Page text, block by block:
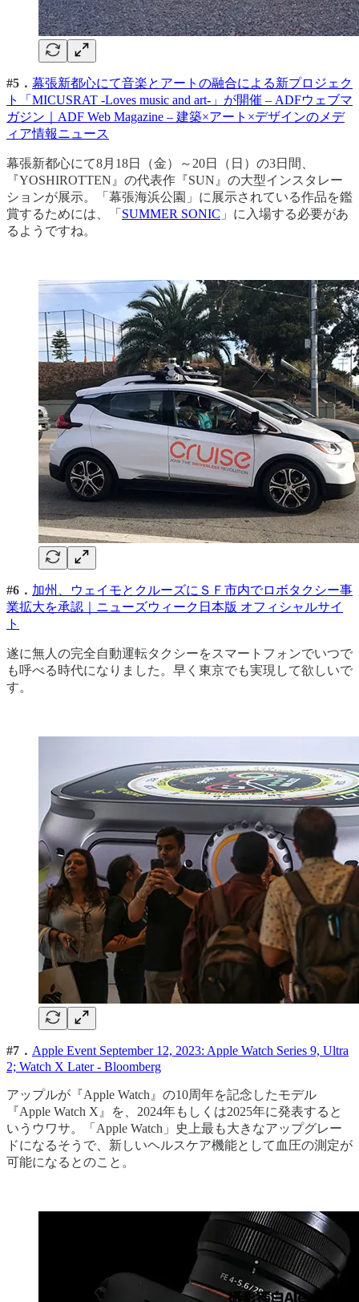
#5． 幕張新都心にて音楽とアートの融合による新プロジェク
ト「MICUSRAT -Loves music and art-」が開催 – ADFウェブマ
ガジン｜ADF Web Magazine – 建築×アート×デザインのメデ
ィア情報ニュース
幕張新都心にて8月18日（金）～20日（日）の3日間、
『YOSHIROTTEN』の代表作『SUN』の大型インスタレー
ションが展示。「幕張海浜公園」に展示されている作品を鑑
賞するためには、「 SUMMER SONIC 」に入場する必要があ
るようですね。
#6． 加州、ウェイモとクルーズにＳＦ市内でロボタクシー事
業拡大を承認｜ニューズウィーク日本版 オフィシャルサイ
ト
遂に無人の完全自動運転タクシーをスマートフォンでいつで
も呼べる時代になりました。早く東京でも実現して欲しいで
す。
#7． Apple Event September 12, 2023: Apple Watch Series 9, Ultra
2; Watch X Later - Bloomberg
アップルが『Apple Watch』の10周年を記念したモデル
『Apple Watch X』を、2024年もしくは2025年に発表すると
いうウワサ。「Apple Watch」史上最も大きなアップグレー
ドになるそうで、新しいヘルスケア機能として血圧の測定が
可能になるとのこと。